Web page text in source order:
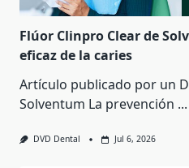
Flúor Clinpro Clear de
eficaz de la caries
Artículo publicado por un
Solventum La prevención ...
DVD Dental Jul 6, 2026